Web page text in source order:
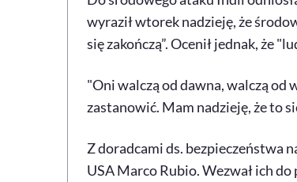
wyraził wtorek nadzieję, że
się zakończą”. Ocenił jednak, że
"Oni walczą od dawna, walczą od
zastanowić. Mam nadzieję, że to
Z doradcami ds. bezpieczeństwa
USA Marco Rubio. Wezwał ich